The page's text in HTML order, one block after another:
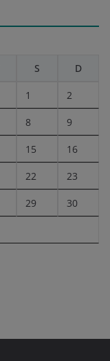
S D
1 2
8 9
15 16
22 23
29 30